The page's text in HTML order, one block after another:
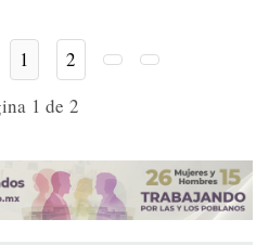
1
2
1 de 2